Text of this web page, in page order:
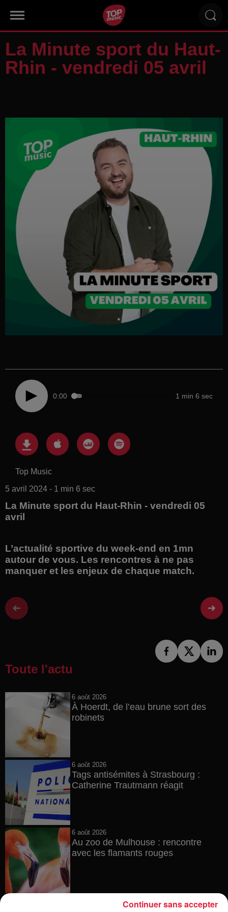
La Minute sport du Haut-
Rhin - vendredi 05 avril
0:00 1 min 6 sec
Top Music
5 avril 2024 - 1 min 6 sec
La Minute sport du Haut-Rhin - vendredi 05
avril
L’actualité sportive du week-end en 1mn
autour de vous. Les rencontres à ne pas
manquer et les enjeux de chaque match.
Toute l'actu
6 août 2026
À Hoerdt, de l’eau brune sort des
robinets
6 août 2026
Tags antisémites à Strasbourg :
Catherine Trautmann réagit
6 août 2026
Au zoo de Mulhouse : rencontre
avec les flamants rouges
Continuer sans accepter